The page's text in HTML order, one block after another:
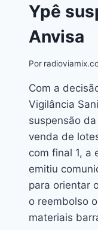
Ypê
Anvisa
Por
Com a
Vigilância
suspensão
venda de
com final 1, a
emitiu
para orientar
o reembolso
materiais